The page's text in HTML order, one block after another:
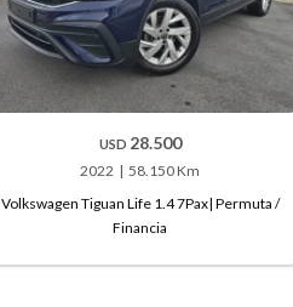
USD 28.500
2022
58.150 Km
Volkswagen Tiguan Life 1.4 7Pax| Permuta /
Financia